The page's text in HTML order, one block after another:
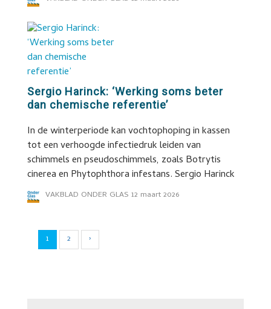
Sergio Harinck: ‘Werking soms beter
dan chemische referentie’
In de winterperiode kan vochtophoping in kassen
tot een verhoogde infectiedruk leiden van
schimmels en pseudoschimmels, zoals Botrytis
cinerea en Phytophthora infestans. Sergio Harinck
VAKBLAD ONDER GLAS 12 maart 2026
1 2 ›